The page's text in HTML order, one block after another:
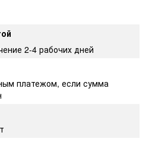
2-4 рабочих дней
платежом, если сумма